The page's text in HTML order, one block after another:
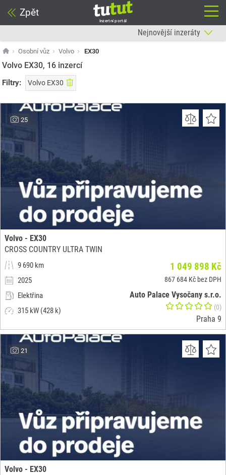
Zpět
Inzertní portál
Osobní vůz Volvo EX30
Volvo EX30, 16 inzercí
Filtry: Volvo EX30
25
Volvo - EX30
CROSS COUNTRY ULTRA TWIN
9 690 km
2025
Elektřina
315 kW (428 k)
1 049 898 Kč
867 684 Kč bez DPH
Auto Palace Vysočany s.r.o.
(0)
Praha 9
21
Volvo - EX30